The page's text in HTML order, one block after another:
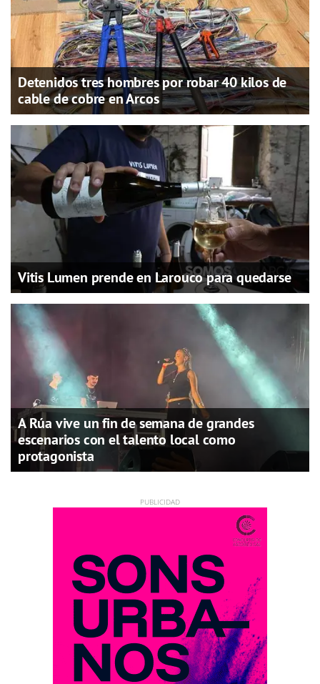
Detenidos tres hombres por robar 40 kilos de
cable de cobre en Arcos
Vitis Lumen prende en Larouco para quedarse
A Rúa vive un fin de semana de grandes
escenarios con el talento local como
protagonista